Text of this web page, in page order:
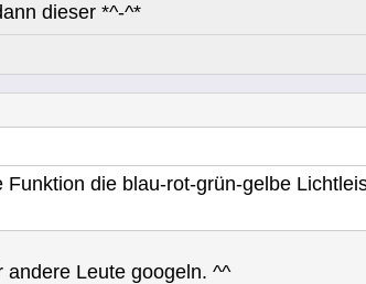
dieser *^-^*
die blau-rot-grün-gelbe
Leute googeln. ^^